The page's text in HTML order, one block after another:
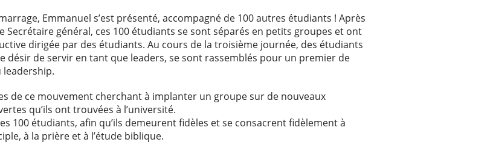
Emmanuel s’est présenté, accompagné de 100 autres étudiants ! Après
Secrétaire général, ces 100 étudiants se sont séparés en petits groupes et ont
dirigée par des étudiants. Au cours de la troisième journée, des étudiants
désir de servir en tant que leaders, se sont rassemblés pour un premier de
de ce mouvement cherchant à implanter un groupe sur de nouveaux
qu’ils ont trouvées à l’université.
100 étudiants, afin qu’ils demeurent fidèles et se consacrent fidèlement à
à la prière et à l’étude biblique.